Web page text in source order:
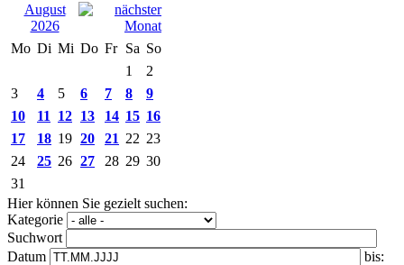
August
2026
Mo Di Mi Do Fr Sa So
1
2
3
4 5 6 7 8
9
10
11 12 13 14 15 16
17
18 19 20 21 22 23
24
25 26 27 28 29 30
31
Hier können Sie gezielt suchen:
Kategorie
Suchwort
Datum
bis: